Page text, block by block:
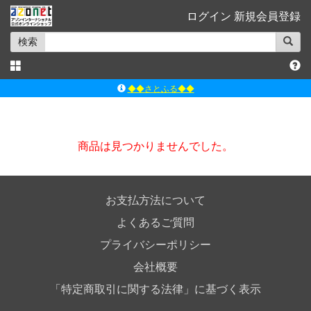
ログイン 新規会員登録
検索
◆◆さとふる◆◆
ｱｿﾞﾝｵﾝﾗｲﾝｼｮｯﾌﾟX
商品は見つかりませんでした。
お支払方法について
よくあるご質問
プライバシーポリシー
会社概要
「特定商取引に関する法律」に基づく表示